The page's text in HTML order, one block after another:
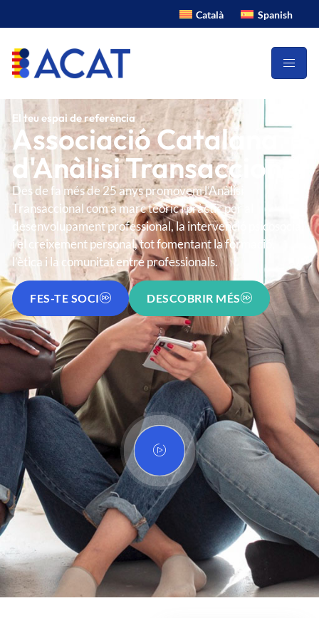
Català Spanish
El teu espai de referència
Associació Catalana
d'Anàlisi Transaccional
Des de fa més de 25 anys promovem l’Anàlisi
Transaccional com a marc teòric i pràctic per al
desenvolupament professional, la intervenció psicosocial
i el creixement personal, tot fomentant la formació,
l’ètica i la comunitat entre professionals.
FES-TE SOCI DESCOBRIR MÉS